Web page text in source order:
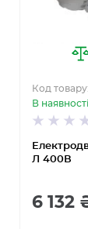
Л 400В
Код
В наявності
6 132